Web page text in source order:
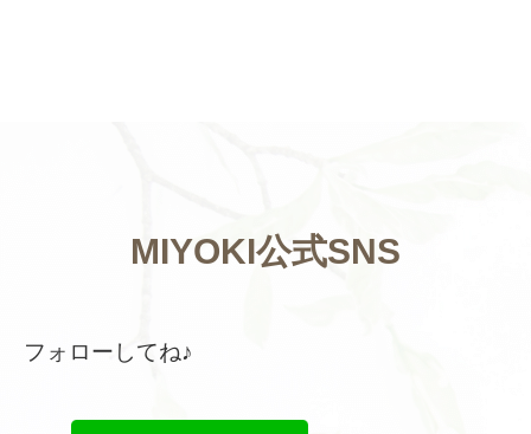
MIYOKI公式SNS
フォローしてね♪